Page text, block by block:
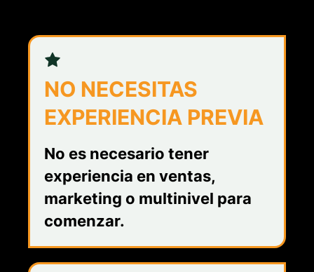
NO NECESITAS
EXPERIENCIA PREVIA
No es necesario tener
experiencia en ventas,
marketing o multinivel para
comenzar.